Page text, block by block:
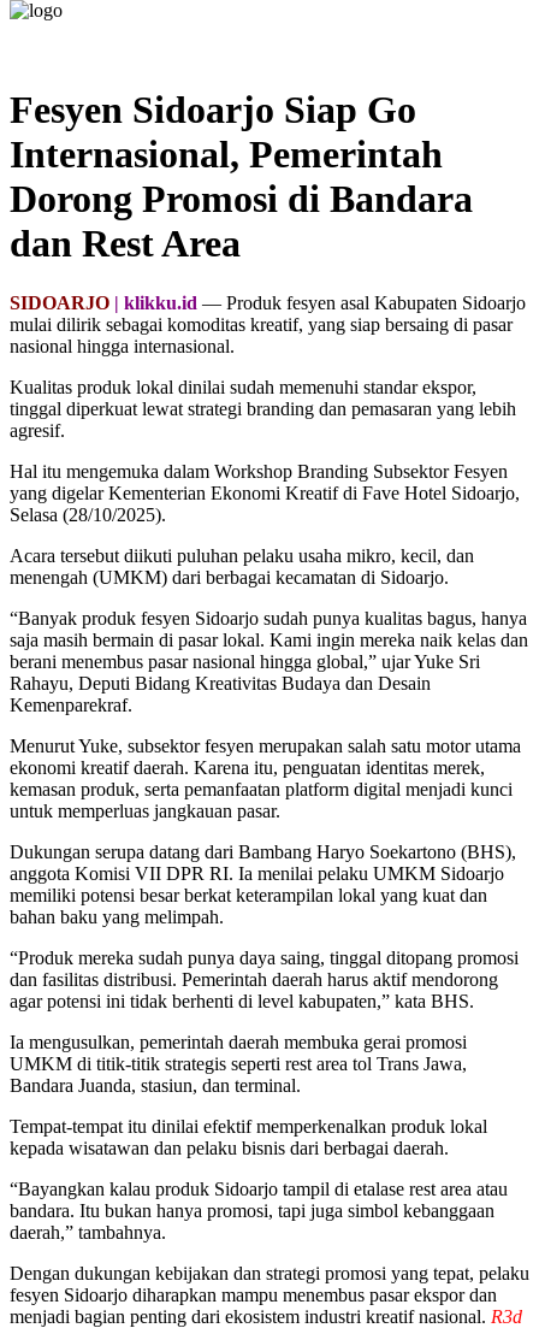
Fesyen Sidoarjo Siap Go
Internasional, Pemerintah
Dorong Promosi di Bandara
dan Rest Area
SIDOARJO | klikku.id — Produk fesyen asal Kabupaten Sidoarjo
mulai dilirik sebagai komoditas kreatif, yang siap bersaing di pasar
nasional hingga internasional.
Kualitas produk lokal dinilai sudah memenuhi standar ekspor,
tinggal diperkuat lewat strategi branding dan pemasaran yang lebih
agresif.
Hal itu mengemuka dalam Workshop Branding Subsektor Fesyen
yang digelar Kementerian Ekonomi Kreatif di Fave Hotel Sidoarjo,
Selasa (28/10/2025).
Acara tersebut diikuti puluhan pelaku usaha mikro, kecil, dan
menengah (UMKM) dari berbagai kecamatan di Sidoarjo.
“Banyak produk fesyen Sidoarjo sudah punya kualitas bagus, hanya
saja masih bermain di pasar lokal. Kami ingin mereka naik kelas dan
berani menembus pasar nasional hingga global,” ujar Yuke Sri
Rahayu, Deputi Bidang Kreativitas Budaya dan Desain
Kemenparekraf.
Menurut Yuke, subsektor fesyen merupakan salah satu motor utama
ekonomi kreatif daerah. Karena itu, penguatan identitas merek,
kemasan produk, serta pemanfaatan platform digital menjadi kunci
untuk memperluas jangkauan pasar.
Dukungan serupa datang dari Bambang Haryo Soekartono (BHS),
anggota Komisi VII DPR RI. Ia menilai pelaku UMKM Sidoarjo
memiliki potensi besar berkat keterampilan lokal yang kuat dan
bahan baku yang melimpah.
“Produk mereka sudah punya daya saing, tinggal ditopang promosi
dan fasilitas distribusi. Pemerintah daerah harus aktif mendorong
agar potensi ini tidak berhenti di level kabupaten,” kata BHS.
Ia mengusulkan, pemerintah daerah membuka gerai promosi
UMKM di titik-titik strategis seperti rest area tol Trans Jawa,
Bandara Juanda, stasiun, dan terminal.
Tempat-tempat itu dinilai efektif memperkenalkan produk lokal
kepada wisatawan dan pelaku bisnis dari berbagai daerah.
“Bayangkan kalau produk Sidoarjo tampil di etalase rest area atau
bandara. Itu bukan hanya promosi, tapi juga simbol kebanggaan
daerah,” tambahnya.
Dengan dukungan kebijakan dan strategi promosi yang tepat, pelaku
fesyen Sidoarjo diharapkan mampu menembus pasar ekspor dan
menjadi bagian penting dari ekosistem industri kreatif nasional. R3d